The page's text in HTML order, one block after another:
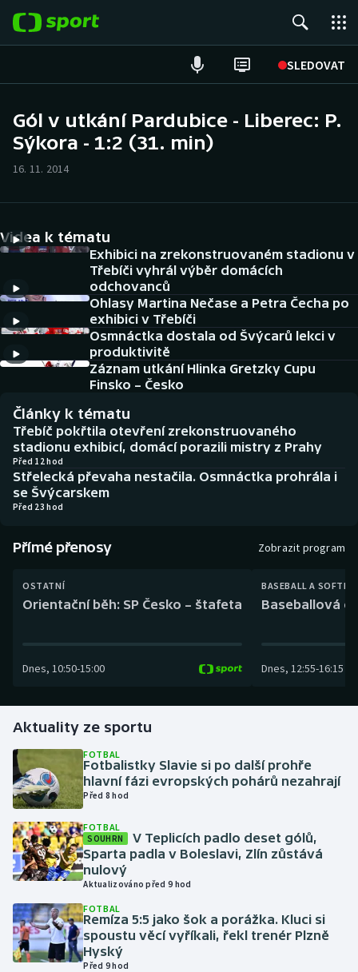
SLEDOVAT
Hokej
Cyklistika
DALŠÍ SPORTY
Americký fotbal
Baseball a softbal
Basketbal
Biatlon
Boby a skeleton
Dostihy
Futsal
Gymnastika
Házená
Jezdectví
Judo
Krasobruslení
Lezení
NEPŘEHLÉDNĚTE
Soutěže
Historické návraty
Aplikace ČT sport
AZ kvíz
Gól v utkání Pardubice - Liberec: P.
Sýkora - 1:2 (31. min)
16. 11. 2014
Videa k tématu
Exhibici na zrekonstruovaném stadionu v
Třebíči vyhrál výběr domácích
odchovanců
Ohlasy Martina Nečase a Petra Čecha po
exhibici v Třebíči
Osmnáctka dostala od Švýcarů lekci v
produktivitě
Záznam utkání Hlinka Gretzky Cupu
Finsko – Česko
Články k tématu
Třebíč pokřtila otevření zrekonstruovaného
stadionu exhibicí, domácí porazili mistry z Prahy
Před 12 hod
Střelecká převaha nestačila. Osmnáctka prohrála i
se Švýcarskem
Před 23 hod
Přímé přenosy Zobrazit program
OSTATNÍ
Orientační běh: SP Česko – štafeta
Dnes, 10:50-15:00
BASEBALL A
Baseballová
Dnes, 12:55-16:15
Aktuality ze sportu
FOTBAL
Fotbalistky Slavie si po další prohře
hlavní fázi evropských pohárů nezahrají
Před 8 hod
FOTBAL
SOUHRN
V Teplicích padlo deset gólů,
Sparta padla v Boleslavi, Zlín zůstává
nulový
Aktualizováno před 9 hod
FOTBAL
Remíza 5:5 jako šok a porážka. Kluci si
spoustu věcí vyříkali, řekl trenér Plzně
Hyský
Před 9 hod